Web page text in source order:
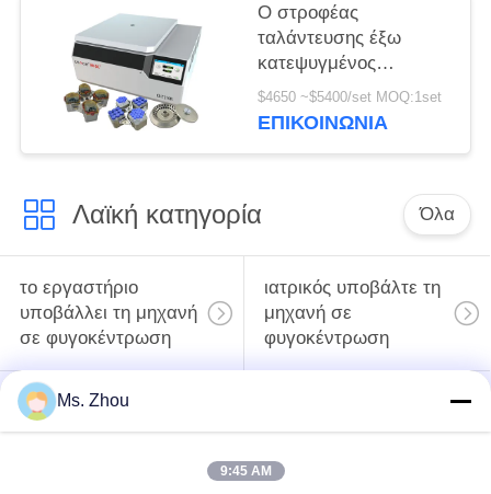
Ο στροφέας
ταλάντευσης έξω
κατεψυγμένος
υποβάλλει τη μηχανή
CHT210R 4*750ml σε
$4650 ~$5400/set MOQ:1set
ΕΠΙΚΟΙΝΩΝΊΑ
Λαϊκή κατηγορία Όλα
το εργαστήριο
υποβάλλει τη μηχανή
σε φυγοκέντρωση
ιατρικός υποβάλτε τη
μηχανή σε
φυγοκέντρωση
PRP PRF υποβάλλει
υποβάλτε τη μηχανή
Ms. Zhou
9:45 AM